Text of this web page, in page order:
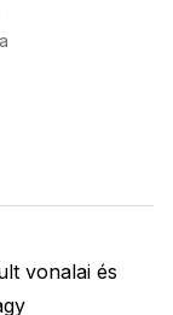
vonalai és